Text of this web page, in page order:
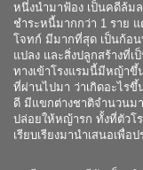
หนึ่งนำมาฟ้อง เป็นคดีล้ม
ชำระหนี้มากกว่า 1 ราย
โจทก์ มีมากที่สุด เป็นก้อ
แปลง และสิ่งปลูกสร้างที่เ
ทางเข้าโรงแรมนี้มีหญ้า
ที่ผ่านไปมา ว่าเกิดอะไร
ดี มีแขกต่างชาติจำนวนม
ปล่อยให้หญ้ารก ทั้งที่ตัวโ
เรียบเรียงมานำเสนอเพื่